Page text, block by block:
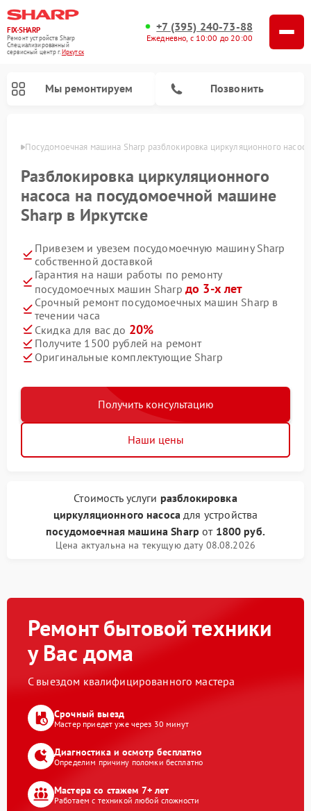
FIX-SHARP
Ремонт устройств Sharp
Специализированный
cервисный центр г.Иркутск
+7 (395) 240-73-88
Ежедневно, с 10:00 до 20:00
Мы ремонтируем Позвонить
Посудомоечная машина Sharp разблокировка циркуляционного насоса
Разблокировка циркуляционного
насоса на посудомоечной машине
Sharp в Иркутске
Привезем и увезем посудомоечную машину Sharp
собственной доставкой
Гарантия на наши работы по ремонту
посудомоечных машин Sharp до 3-х лет
Срочный ремонт посудомоечных машин Sharp в
течении часа
Скидка для вас до 20%
Получите 1500 рублей на ремонт
Оригинальные комплектующие Sharp
Получить консультацию
Наши цены
Стоимость услуги разблокировка
циркуляционного насоса для устройства
посудомоечная машина Sharp от 1800 руб.
Цена актуальна на текущую дату 08.08.2026
Ремонт бытовой техники
у Вас дома
С выездом квалифицированного мастера
Срочный выезд
Мастер приедет уже через 30 минут
Диагностика и осмотр бесплатно
Определим причину поломки бесплатно
Мастера со стажем 7+ лет
Работаем с техникой любой сложности